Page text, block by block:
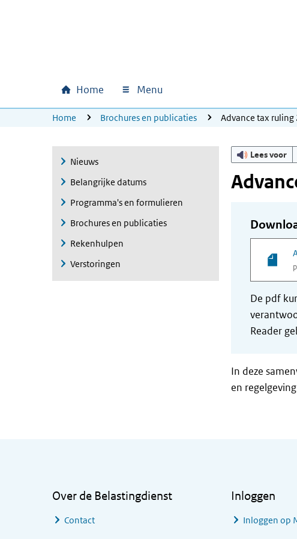
Hoofdnavigatie
Home Menu
U bevindt zich hier:
Home Brochures en publicaties Advance tax
Nieuws
Belangrijke datums
Programma's en formulieren
Brochures en publicaties
Rekenhulpen
Verstoringen
Lees voor
De pdf
Reader
In deze
en
Over de Belastingdienst
Contact
Inloggen
Inloggen op